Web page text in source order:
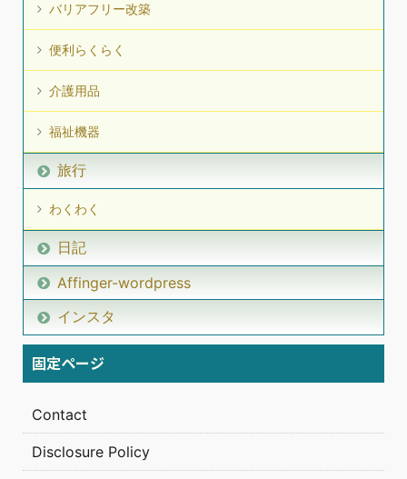
バリアフリー改築
便利らくらく
介護用品
福祉機器
旅行
わくわく
日記
Affinger-wordpress
インスタ
固定ページ
Contact
Disclosure Policy